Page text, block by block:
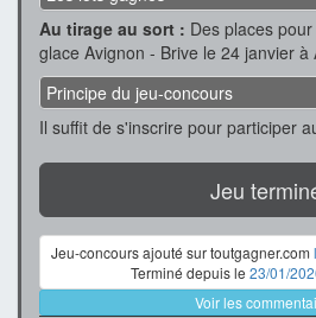
Au tirage au sort : Des places
glace Avignon - Brive le 24 janvier
Principe du jeu-concours
Il suffit de s'inscrire pour participer
Jeu
Jeu-concours ajouté sur toutgagner.com
Terminé depuis le 23/01/
Voir les